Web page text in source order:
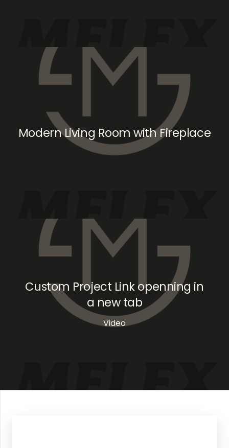
Modern Living Room with Fireplace
Custom Project Link openning in
a new tab
Video